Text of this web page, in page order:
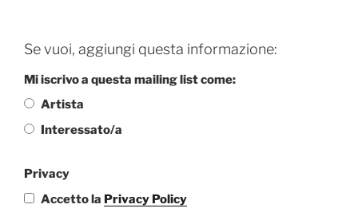
Se vuoi, aggiungi questa informazione:
Mi iscrivo a questa mailing list come:
Artista
Interessato/a
Privacy
Accetto la Privacy Policy